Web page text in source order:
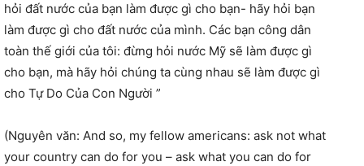
hỏi đất nước của bạn làm được gì cho bạn- hãy hỏi bạn
làm được gì cho đất nước của mình. Các bạn công dân
toàn thế giới của tôi: đừng hỏi nước Mỹ sẽ làm được gì
cho bạn, mà hãy hỏi chúng ta cùng nhau sẽ làm được gì
cho Tự Do Của Con Người ”
(Nguyên văn: And so, my fellow americans: ask not what
your country can do for you – ask what you can do for